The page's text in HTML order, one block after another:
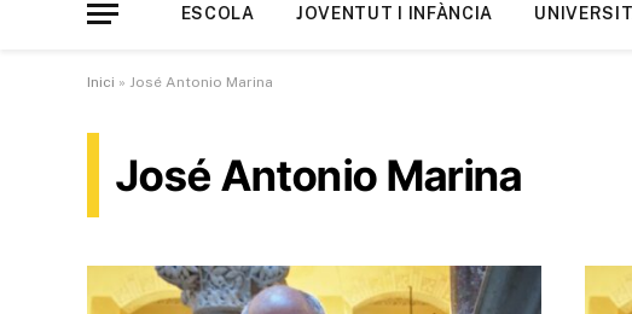
ESCOLA JOVENTUT I INFÀNCIA
Inici » José Antonio Marina
José Antonio Marina